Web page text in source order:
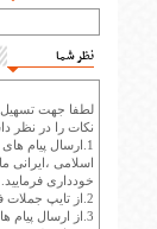
نظر شما
لطفا جهت تسهیل
نکات را در نظر
1.ارسال پیام
اسلامی ،ایرانی
خودداری فرمایید.
2.از تایپ جملات فارسی با حروف انگلیسی خودداری کنید.
3.از ارسال